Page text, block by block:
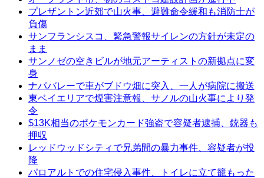
プレザントン近郊で山火事、避難命令緩和も消防士が
負傷
サンフランシスコ、緊急警報サイレンの方針が未定の
まま
サンノゼの空きビルが地元アーティストの新拠点に変
身
ナパバレーで車がブドウ畑に突入、一人が病院に搬送
東ベイエリアで煙害注意報、サノルの山火事により発
令
$13K相当のポケモンカード強盗で容疑者逮捕、銃器も
押収
レッドウッドシティで兄弟間の暴力事件、容疑者が投
降
パロアルトでの住宅侵入事件、トイレに立て籠もった